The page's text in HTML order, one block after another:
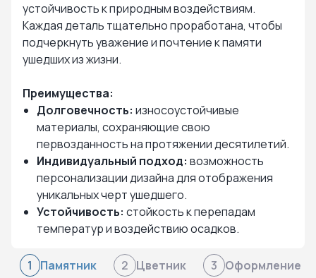
устойчивость к природным воздействиям.
Каждая деталь тщательно проработана, чтобы
подчеркнуть уважение и почтение к памяти
ушедших из жизни.
Преимущества:
Долговечность: износоустойчивые
материалы, сохраняющие свою
первозданность на протяжении десятилетий.
Индивидуальный подход: возможность
персонализации дизайна для отображения
уникальных черт ушедшего.
Устойчивость: стойкость к перепадам
температур и воздействию осадков.
1 Памятник 2 Цветник 3 Оформление